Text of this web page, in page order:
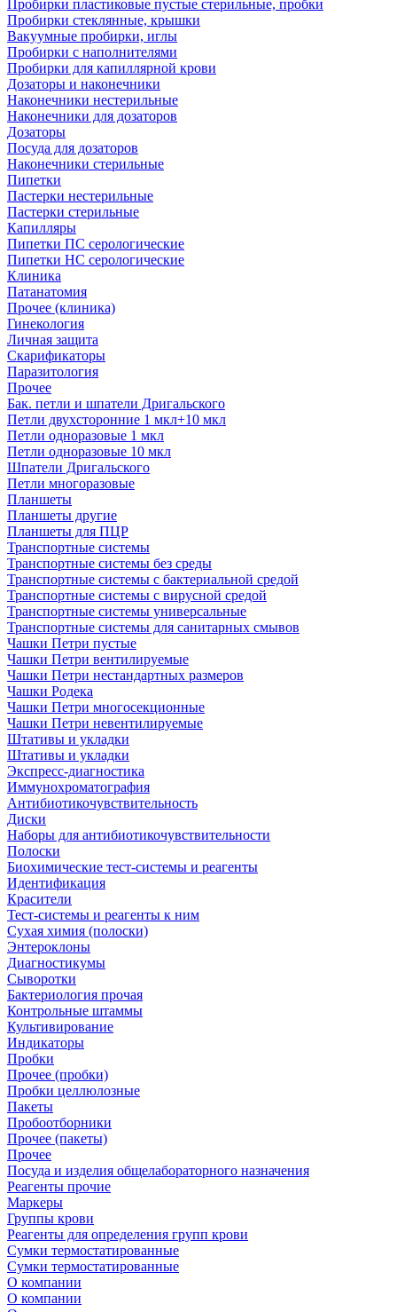
Пробирки пластиковые пустые стерильные, пробки
Пробирки стеклянные, крышки
Вакуумные пробирки, иглы
Пробирки с наполнителями
Пробирки для капиллярной крови
Дозаторы и наконечники
Наконечники нестерильные
Наконечники для дозаторов
Дозаторы
Посуда для дозаторов
Наконечники стерильные
Пипетки
Пастерки нестерильные
Пастерки стерильные
Капилляры
Пипетки ПС серологические
Пипетки НС серологические
Клиника
Патанатомия
Прочее (клиника)
Гинекология
Личная защита
Скарификаторы
Паразитология
Прочее
Бак. петли и шпатели Дригальского
Петли двухсторонние 1 мкл+10 мкл
Петли одноразовые 1 мкл
Петли одноразовые 10 мкл
Шпатели Дригальского
Петли многоразовые
Планшеты
Планшеты другие
Планшеты для ПЦР
Транспортные системы
Транспортные системы без среды
Транспортные системы с бактериальной средой
Транспортные системы с вирусной средой
Транспортные системы универсальные
Транспортные системы для санитарных смывов
Чашки Петри пустые
Чашки Петри вентилируемые
Чашки Петри нестандартных размеров
Чашки Родека
Чашки Петри многосекционные
Чашки Петри невентилируемые
Штативы и укладки
Штативы и укладки
Экспресс-диагностика
Иммунохроматография
Антибиотикочувствительность
Диски
Наборы для антибиотикочувствительности
Полоски
Биохимические тест-системы и реагенты
Идентификация
Красители
Тест-системы и реагенты к ним
Сухая химия (полоски)
Энтероклоны
Диагностикумы
Сыворотки
Бактериология прочая
Контрольные штаммы
Культивирование
Индикаторы
Пробки
Прочее (пробки)
Пробки целлюлозные
Пакеты
Пробоотборники
Прочее (пакеты)
Прочее
Посуда и изделия общелабораторного назначения
Реагенты прочие
Маркеры
Группы крови
Реагенты для определения групп крови
Сумки термостатированные
Сумки термостатированные
О компании
О компании